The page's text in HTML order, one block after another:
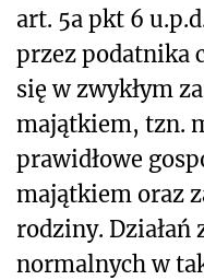
art. 5a pkt 6
przez podatnika
się w zwykłym
majątkiem, tzn.
prawidłowe
majątkiem oraz
rodziny. Działań
normalnych w